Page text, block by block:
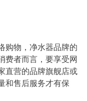
购物，净水器品牌的
费者而言，要享受网
直营的品牌旗舰店或
和售后服务才有保